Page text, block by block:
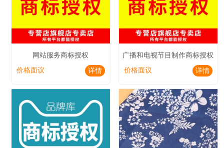
网站服务商标授权
价格面议
详情
广播和电视节目制作商标授权
价格面议
详情